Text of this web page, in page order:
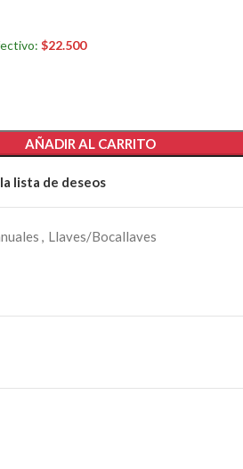
$22.500
AÑADIR AL CARRITO
lista de deseos
, Llaves/Bocallaves